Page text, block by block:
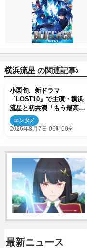
横浜流星 の関連記事›
小栗旬、新ドラマ
『LOST10』で主演・横浜
流星と初共演「もう最高で
す」
エンタメ
2026年8月7日 06時00分
最新ニュース